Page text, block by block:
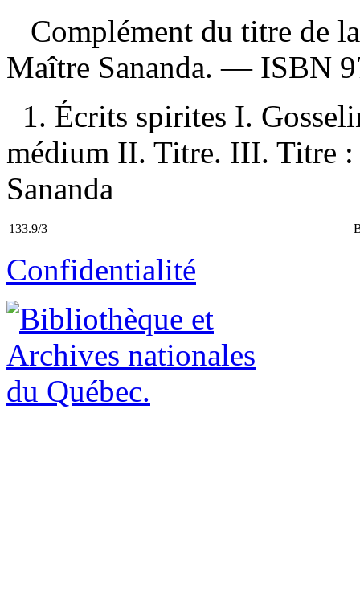
Complément du titre de
Maître Sananda. — ISBN
1. Écrits spirites I.
médium II. Titre. III. Titre :
Sananda
133.9/3
Confidentialité